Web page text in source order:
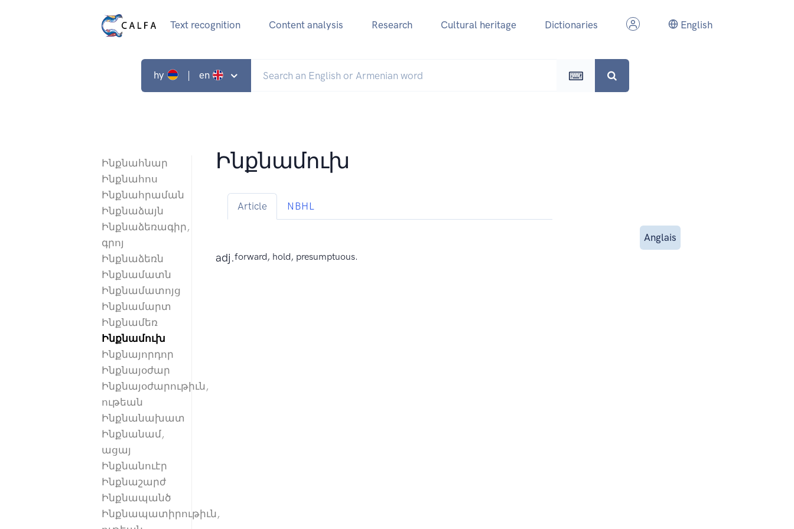
Text recognition Content analysis Research Cultural heritage Dictionaries English
hy | en
Ինքնահնար
Ինքնահոս
Ինքնահրաման
Ինքնաձայն
Ինքնաձեռագիր,
գրոյ
Ինքնաձեռն
Ինքնամատն
Ինքնամատոյց
Ինքնամարտ
Ինքնամեռ
Ինքնամուխ
Ինքնայորդոր
Ինքնայօժար
Ինքնայօժարութիւն,
ութեան
Ինքնանախատ
Ինքնանամ,
ացայ
Ինքնանուէր
Ինքնաշարժ
Ինքնապանծ
Ինքնապատիրութիւն,
Ինքնամուխ
Article NBHL
Anglais
adj.forward, hold, presumptuous.